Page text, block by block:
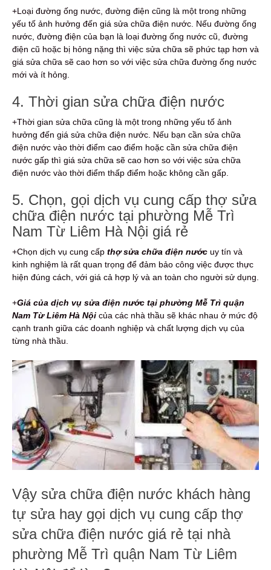
+Loại đường ống nước, đường điện cũng là một trong những
yếu tố ảnh hưởng đến giá sửa chữa điện nước. Nếu đường ống
nước, đường điện của bạn là loại đường ống nước cũ, đường
điện cũ hoặc bị hỏng nặng thì việc sửa chữa sẽ phức tạp hơn và
giá sửa chữa sẽ cao hơn so với việc sửa chữa đường ống nước
mới và ít hỏng.
4. Thời gian sửa chữa điện nước
+Thời gian sửa chữa cũng là một trong những yếu tố ảnh
hưởng đến giá sửa chữa điện nước. Nếu bạn cần sửa chữa
điện nước vào thời điểm cao điểm hoặc cần sửa chữa điện
nước gấp thì giá sửa chữa sẽ cao hơn so với việc sửa chữa
điện nước vào thời điểm thấp điểm hoặc không cần gấp.
5. Chọn, gọi dịch vụ cung cấp thợ sửa
chữa điện nước tại phường Mễ Trì
Nam Từ Liêm Hà Nội giá rẻ
+Chọn dịch vụ cung cấp thợ sửa chữa điện nước uy tín và
kinh nghiệm là rất quan trọng để đảm bảo công việc được thực
hiện đúng cách, với giá cả hợp lý và an toàn cho người sử dụng.
+Giá của dịch vụ sửa điện nước tại phường Mễ Trì quận
Nam Từ Liêm Hà Nội của các nhà thầu sẽ khác nhau ở mức độ
cạnh tranh giữa các doanh nghiệp và chất lượng dịch vụ của
từng nhà thầu.
Vậy sửa chữa điện nước khách hàng
tự sửa hay gọi dịch vụ cung cấp thợ
sửa chữa điện nước giá rẻ tại nhà
phường Mễ Trì quận Nam Từ Liêm